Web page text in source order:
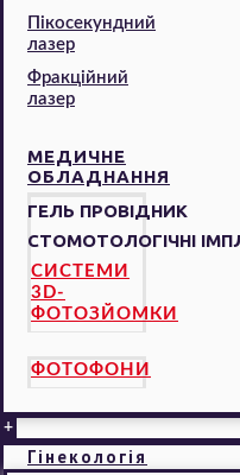
Пікосекундний
лазер
Фракційний
лазер
МЕДИЧНЕ
ОБЛАДНАННЯ
ГЕЛЬ ПРОВІДНИК
СТОМОТОЛОГІЧНІ
СИСТЕМИ
3D-
ФОТОЗЙОМКИ
ФОТОФОНИ
+
Гінекологія